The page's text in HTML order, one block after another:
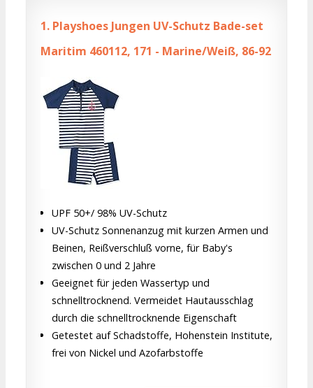
1. Playshoes Jungen UV-Schutz Bade-set
Maritim 460112, 171 - Marine/Weiß, 86-92
UPF 50+/ 98% UV-Schutz
UV-Schutz Sonnenanzug mit kurzen Armen und
Beinen, Reißverschluß vorne, für Baby's
zwischen 0 und 2 Jahre
Geeignet für jeden Wassertyp und
schnelltrocknend. Vermeidet Hautausschlag
durch die schnelltrocknende Eigenschaft
Getestet auf Schadstoffe, Hohenstein Institute,
frei von Nickel und Azofarbstoffe